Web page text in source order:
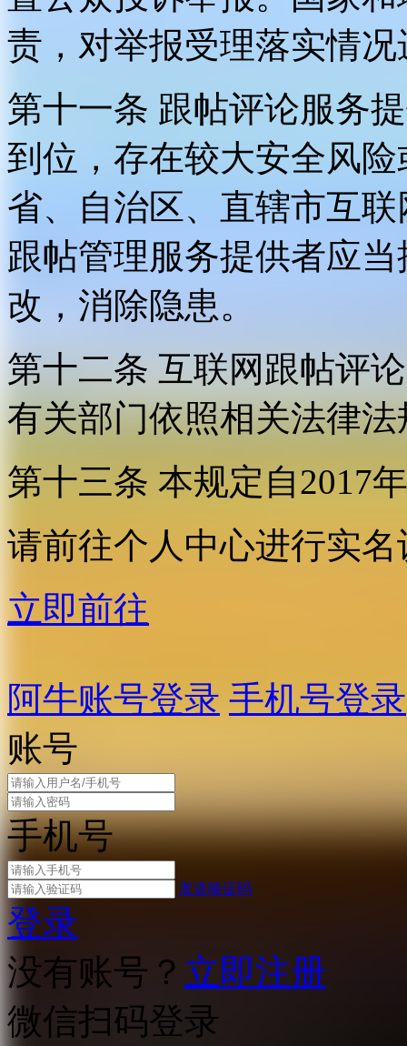
责，对举报受理落实情
第十一条 跟帖评论服务
到位，存在较大安全风
省、自治区、直辖市互
跟帖管理服务提供者应
改，消除隐患。
第十二条 互联网跟帖评
有关部门依照相关法律
第十三条 本规定自2017
请前往个人中心进行实名
立即前往
阿牛账号登录 手机号登录
账号
手机号
发送验证码
登录
没有账号？ 立即注册
微信扫码登录